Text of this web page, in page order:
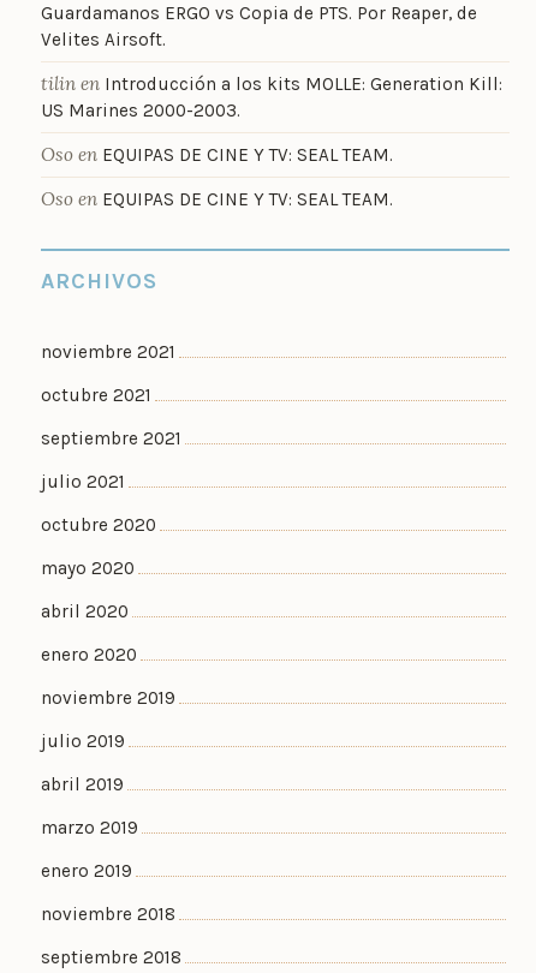
Guardamanos ERGO vs Copia de PTS. Por Reaper, de
Velites Airsoft.
tilinen Introducción a los kits MOLLE: Generation Kill:
US Marines 2000-2003.
Osoen EQUIPAS DE CINE Y TV: SEAL TEAM.
Osoen EQUIPAS DE CINE Y TV: SEAL TEAM.
ARCHIVOS
noviembre 2021
octubre 2021
septiembre 2021
julio 2021
octubre 2020
mayo 2020
abril 2020
enero 2020
noviembre 2019
julio 2019
abril 2019
marzo 2019
enero 2019
noviembre 2018
septiembre 2018